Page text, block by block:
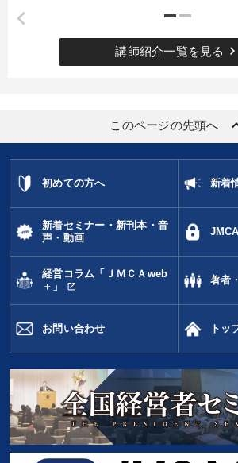
講師紹介一覧を見る keyboard_arrow_right
このページの先頭へ
初めての方へ 新着
新着セミナー・新刊本・音
声・動画
経営コラム「ＪＭＣＡweb
＋」
open_in_new
著者
お問い合わせ トッ